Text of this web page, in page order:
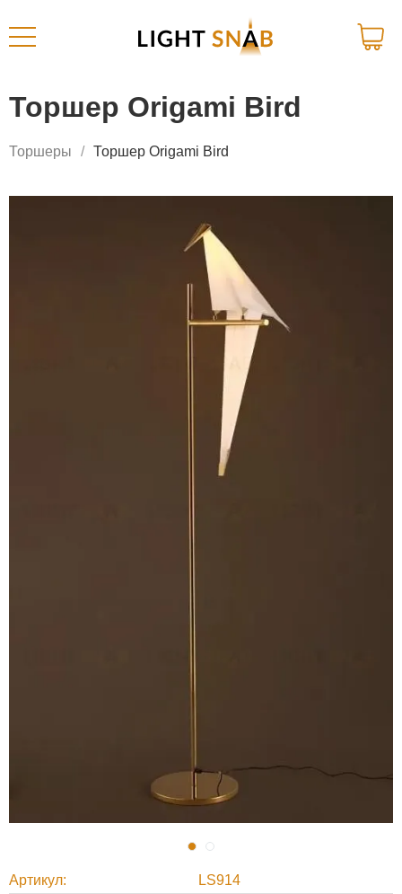
Торшер Origami Bird
Торшеры Торшер Origami Bird
Артикул
LS914